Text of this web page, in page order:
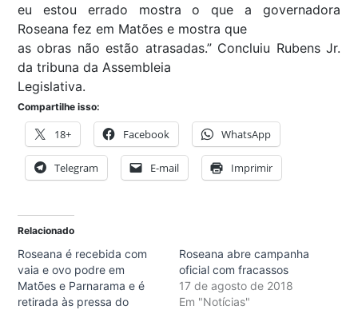
eu estou errado mostra o que a governadora
Roseana fez em Matões e mostra que
as obras não estão atrasadas.” Concluiu Rubens Jr.
da tribuna da Assembleia
Legislativa.
Compartilhe isso:
18+ Facebook WhatsApp
Telegram E-mail Imprimir
Relacionado
Roseana é recebida com
vaia e ovo podre em
Matões e Parnarama e é
retirada às pressa do
Roseana abre campanha
oficial com fracassos
17 de agosto de 2018
Em "Notícias"